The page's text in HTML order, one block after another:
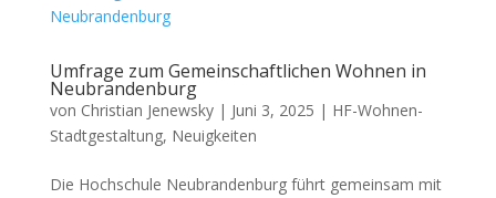
Umfrage zum Gemeinschaftlichen Wohnen in
Neubrandenburg
von Christian Jenewsky| Juni 3, 2025 | HF-Wohnen-
Stadtgestaltung, Neuigkeiten
Die Hochschule Neubrandenburg führt gemeinsam mit